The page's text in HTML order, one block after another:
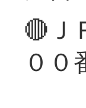
🔴Ｊ
００